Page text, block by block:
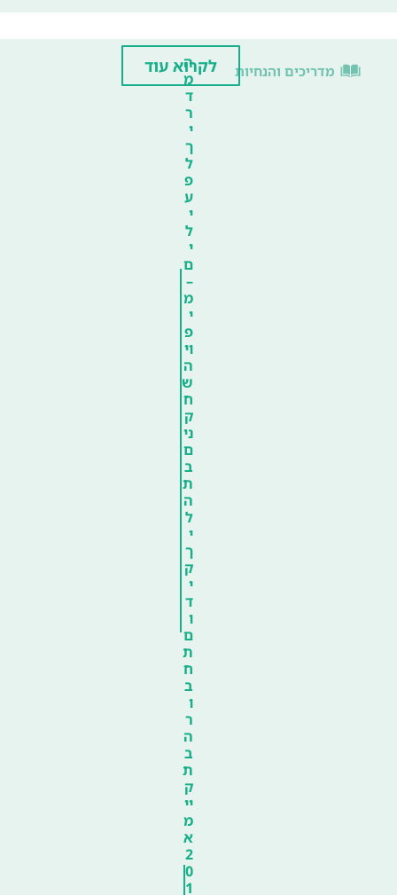
מדריכים והנחיות
ה
מ
ד
ר
י
ך
ל
פ
ע
י
ל
י
ם
–
מ
י
פ
וי
ה
ש
ח
ק
ני
ם
ב
ת
ה
ל
י
ך
ק
י
ד
ו
ם
ת
ח
ב
ו
ר
ה
ב
ת
ק
יי
מ
א
2
0
1
לקרוא עוד